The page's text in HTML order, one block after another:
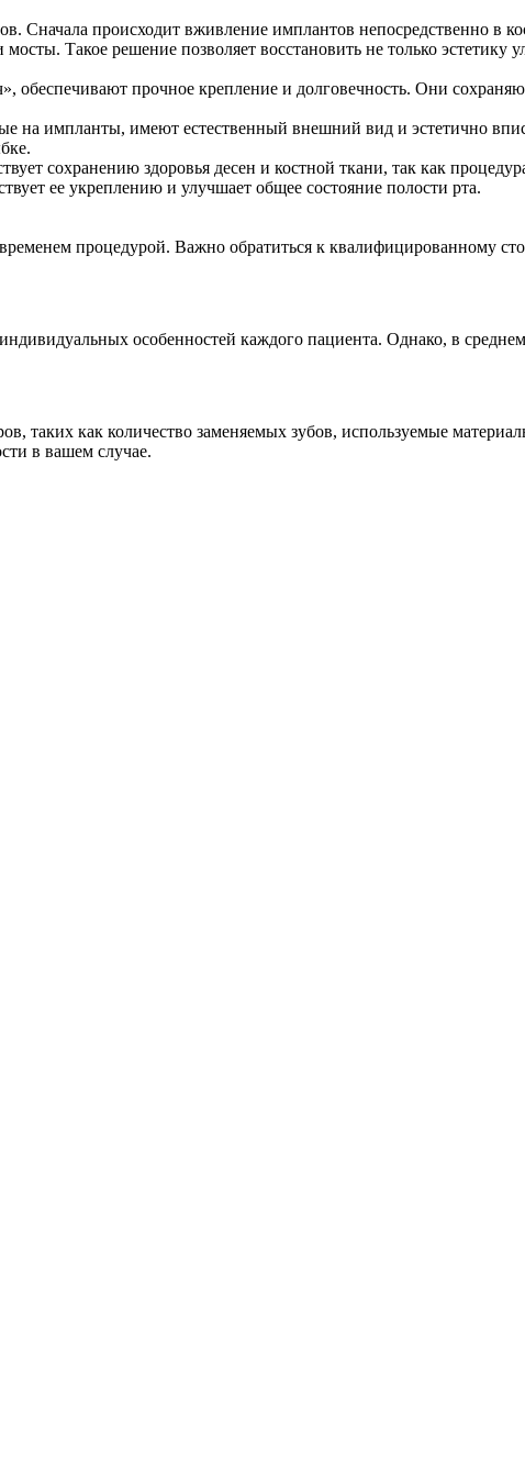
Сначала происходит вживление имплантов непосредственно в
Такое решение позволяет восстановить не только
обеспечивают прочное крепление и долговечность. Они
на импланты, имеют естественный внешний вид и эстетично
сохранению здоровья десен и костной ткани, так как
ее укреплению и улучшает общее состояние полости рта.
процедурой. Важно обратиться к квалифицированному
особенностей каждого пациента. Однако, в
таких как количество заменяемых зубов, используемые
в вашем случае.